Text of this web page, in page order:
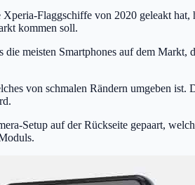
Xperia-Flaggschiffe von 2020 geleakt hat,
kommen soll.
die meisten Smartphones auf dem
von schmalen Rändern umgeben ist.
Setup auf der Rückseite gepaart,